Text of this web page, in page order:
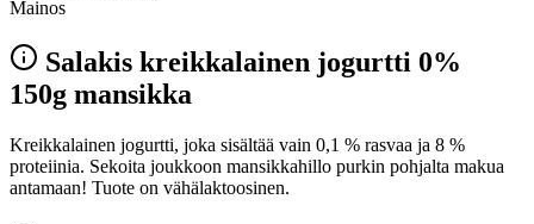
Mainos
Salakis kreikkalainen jogurtti 0%
150g mansikka
Kreikkalainen jogurtti, joka sisältää vain 0,1 % rasvaa ja 8 %
proteiinia. Sekoita joukkoon mansikkahillo purkin pohjalta makua
antamaan! Tuote on vähälaktoosinen.